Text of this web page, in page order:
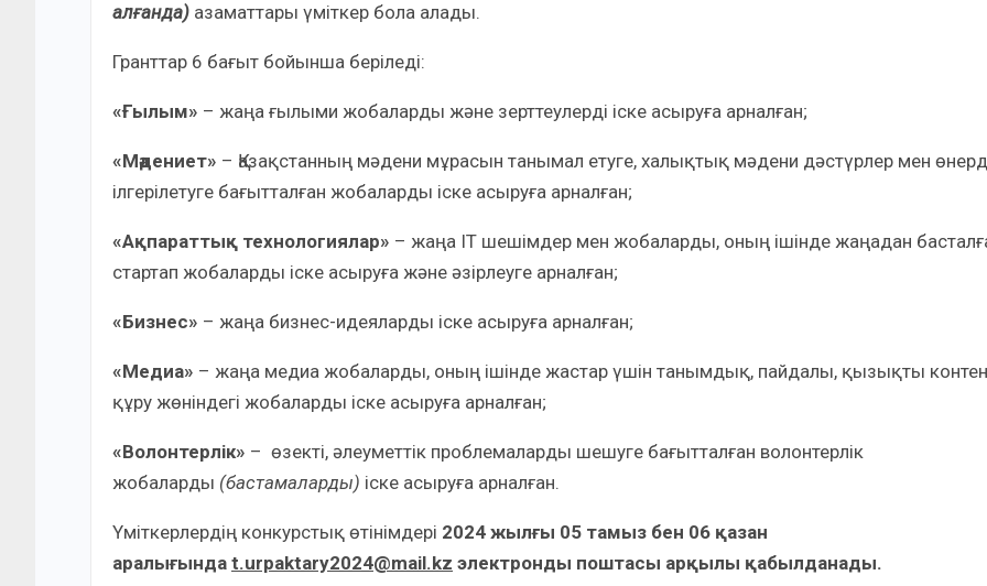
алғанда) азаматтары үміткер бола алады.
Гранттар 6 бағыт бойынша беріледі:
«Ғылым» – жаңа ғылыми жобаларды және зерттеулерді іске асыруға арналған;
«Мәдениет» – Қазақстанның мәдени мұрасын танымал етуге, халықтық мәдени дәстүрлер мен
ілгерілетуге бағытталған жобаларды іске асыруға арналған;
«Ақпараттық технологиялар» – жаңа IT шешімдер мен жобаларды, оның ішінде жаңадан
стартап жобаларды іске асыруға және әзірлеуге арналған;
«Бизнес» – жаңа бизнес-идеяларды іске асыруға арналған;
«Медиа» – жаңа медиа жобаларды, оның ішінде жастар үшін танымдық, пайдалы, қызықты
құру жөніндегі жобаларды іске асыруға арналған;
«Волонтерлік» – өзекті, әлеуметтік проблемаларды шешуге бағытталған волонтерлік
жобаларды (бастамаларды) іске асыруға арналған.
Үміткерлердің конкурстық өтінімдері 2024 жылғы 05 тамыз бен 06 қазан
аралығында t.urpaktary2024@mail.kz электронды поштасы арқылы қабылданады.